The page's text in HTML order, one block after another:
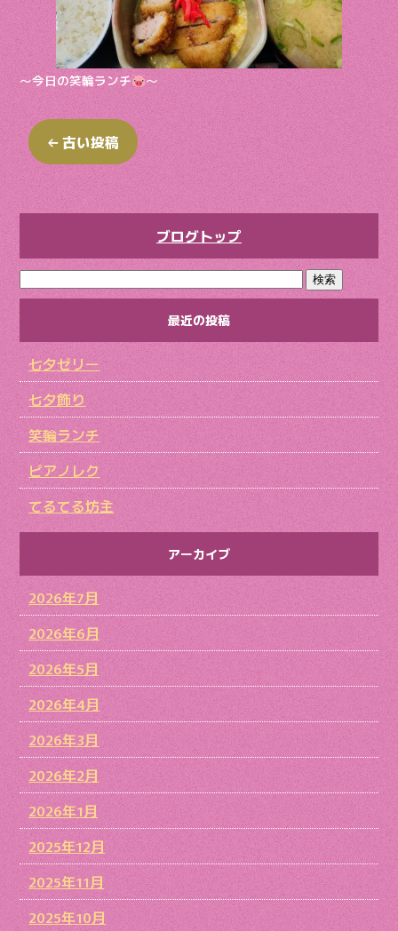
〜今日の笑輪ランチ 〜
←古い投稿
ブログトップ
最近の投稿
七夕ゼリー
七夕飾り
笑輪ランチ
ピアノレク
てるてる坊主
アーカイブ
2026年7月
2026年6月
2026年5月
2026年4月
2026年3月
2026年2月
2026年1月
2025年12月
2025年11月
2025年10月